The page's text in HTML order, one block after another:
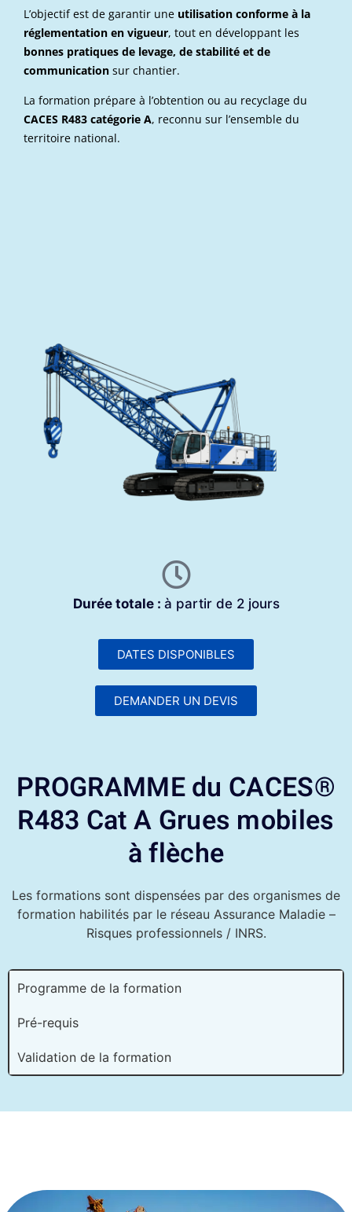
L’objectif est de garantir une utilisation conforme à la
réglementation en vigueur, tout en développant les
bonnes pratiques de levage, de stabilité et de
communication sur chantier.
La formation prépare à l’obtention ou au recyclage du
CACES R483 catégorie A, reconnu sur l’ensemble du
territoire national.
Durée totale : à partir de 2 jours
DATES DISPONIBLES
DEMANDER UN DEVIS
PROGRAMME du CACES®
R483 Cat A Grues mobiles
à flèche
Les formations sont dispensées par des organismes de
formation habilités par le réseau Assurance Maladie –
Risques professionnels / INRS.
Programme de la formation
Pré-requis​
Validation de la formation